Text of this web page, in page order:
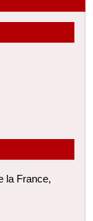
la France,